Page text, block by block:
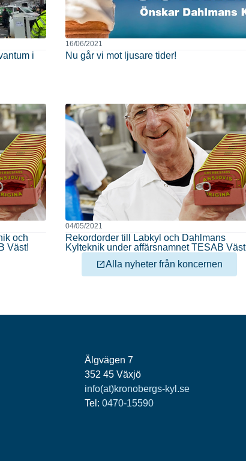
i
16/06/2021
Nu går vi mot ljusare tider!
och
Väst!
04/05/2021
Rekordorder till Labkyl och Dahlmans
Kylteknik under affärsnamnet TESAB Väst
Alla nyheter från koncernen
Älgvägen 7
352 45 Växjö
info(at)kronobergs-kyl.se
Tel: 0470-15590